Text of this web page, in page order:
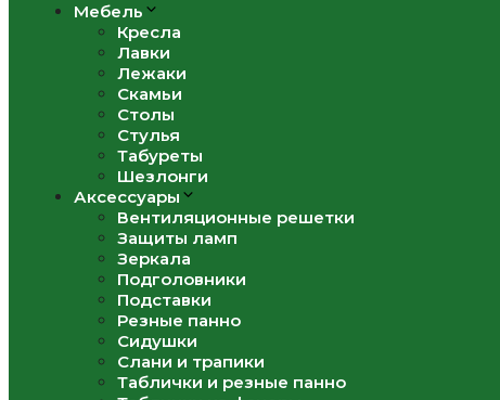
Мебель
Кресла
Лавки
Лежаки
Скамьи
Столы
Стулья
Табуреты
Шезлонги
Аксессуары
Вентиляционные решетки
Защиты ламп
Зеркала
Подголовники
Подставки
Резные панно
Сидушки
Слани и трапики
Таблички и резные панно